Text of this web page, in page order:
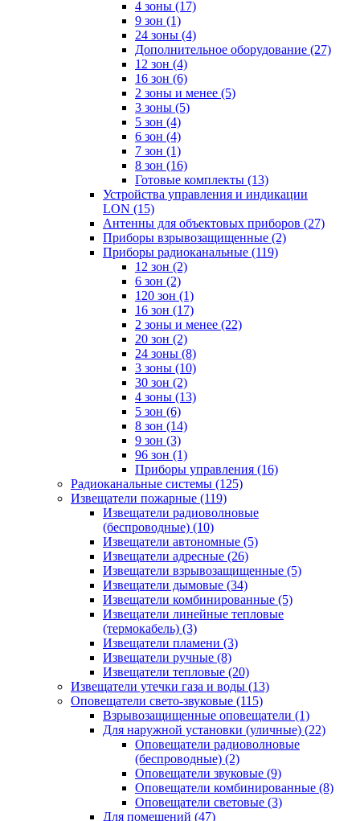
4 зоны (17)
9 зон (1)
24 зоны (4)
Дополнительное оборудование (27)
12 зон (4)
16 зон (6)
2 зоны и менее (5)
3 зоны (5)
5 зон (4)
6 зон (4)
7 зон (1)
8 зон (16)
Готовые комплекты (13)
Устройства управления и индикации
LON (15)
Антенны для объектовых приборов (27)
Приборы взрывозащищенные (2)
Приборы радиоканальные (119)
12 зон (2)
6 зон (2)
120 зон (1)
16 зон (17)
2 зоны и менее (22)
20 зон (2)
24 зоны (8)
3 зоны (10)
30 зон (2)
4 зоны (13)
5 зон (6)
8 зон (14)
9 зон (3)
96 зон (1)
Приборы управления (16)
Радиоканальные системы (125)
Извещатели пожарные (119)
Извещатели радиоволновые
(беспроводные) (10)
Извещатели автономные (5)
Извещатели адресные (26)
Извещатели взрывозащищенные (5)
Извещатели дымовые (34)
Извещатели комбинированные (5)
Извещатели линейные тепловые
(термокабель) (3)
Извещатели пламени (3)
Извещатели ручные (8)
Извещатели тепловые (20)
Извещатели утечки газа и воды (13)
Оповещатели свето-звуковые (115)
Взрывозащищенные оповещатели (1)
Для наружной установки (уличные) (22)
Оповещатели радиоволновые
(беспроводные) (2)
Оповещатели звуковые (9)
Оповещатели комбинированные (8)
Оповещатели световые (3)
Для помещений (47)